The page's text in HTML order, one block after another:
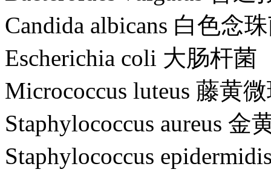
Candida albicans 白色念
Escherichia coli 大肠杆菌
Micrococcus luteus 藤黄
Staphylococcus aureus 金
Staphylococcus